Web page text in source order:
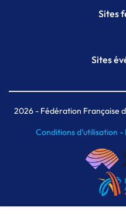
Sites
Sites
Meeting
MAIF
2026- Fédération Française
Conditions d'utilisation -